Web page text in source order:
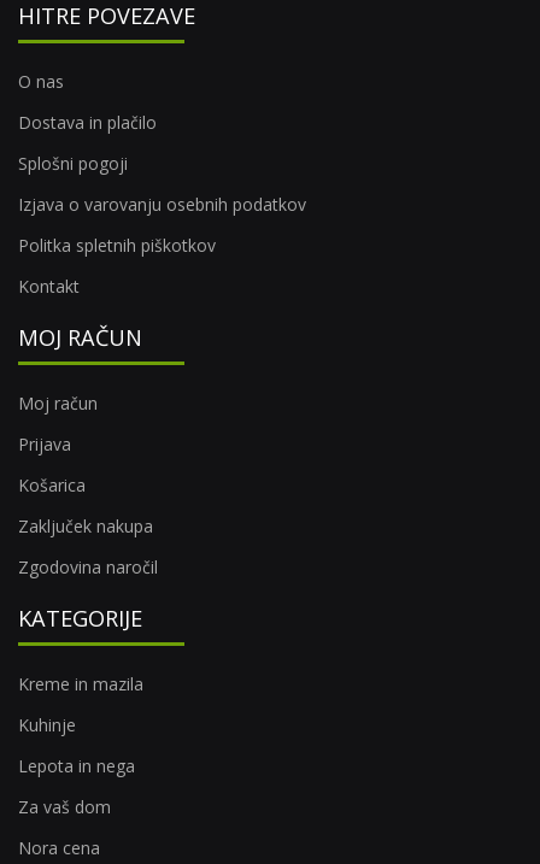
HITRE POVEZAVE
O nas
Dostava in plačilo
Splošni pogoji
Izjava o varovanju osebnih podatkov
Politka spletnih piškotkov
Kontakt
MOJ RAČUN
Moj račun
Prijava
Košarica
Zaključek nakupa
Zgodovina naročil
KATEGORIJE
Kreme in mazila
Kuhinje
Lepota in nega
Za vaš dom
Nora cena